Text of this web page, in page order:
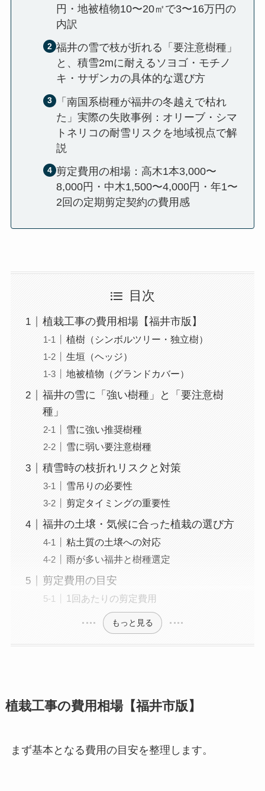
円・地被植物10〜20㎡で3〜16万円の
内訳
福井の雪で枝が折れる「要注意樹種」
と、積雪2mに耐えるソヨゴ・モチノ
キ・サザンカの具体的な選び方
「南国系樹種が福井の冬越えで枯れ
た」実際の失敗事例：オリーブ・シマ
トネリコの耐雪リスクを地域視点で解
説
剪定費用の相場：高木1本3,000〜
8,000円・中木1,500〜4,000円・年1〜
2回の定期剪定契約の費用感
目次
植栽工事の費用相場【福井市版】
植樹（シンボルツリー・独立樹）
生垣（ヘッジ）
地被植物（グランドカバー）
福井の雪に「強い樹種」と「要注意樹
種」
雪に強い推奨樹種
雪に弱い要注意樹種
積雪時の枝折れリスクと対策
雪吊りの必要性
剪定タイミングの重要性
福井の土壌・気候に合った植栽の選び方
粘土質の土壌への対応
雨が多い福井と樹種選定
剪定費用の目安
1回あたりの剪定費用
もっと見る
植栽工事の費用相場【福井市版】
まず基本となる費用の目安を整理します。